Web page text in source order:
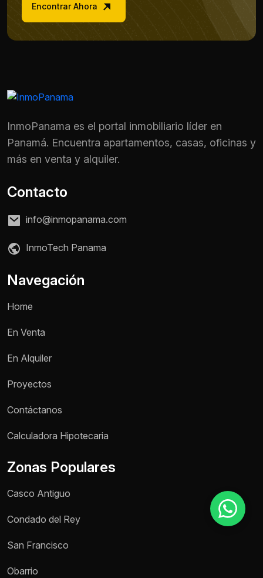
Nombre *
Encontrar Ahora
InmoPanama es el portal inmobiliario líder en
Panamá. Encuentra apartamentos, casas, oficinas y
más en venta y alquiler.
Contacto
info@inmopanama.com
InmoTech Panama
Navegación
Home
En Venta
En Alquiler
Proyectos
Contáctanos
Calculadora Hipotecaria
Zonas Populares
Casco Antiguo
Condado del Rey
San Francisco
Obarrio